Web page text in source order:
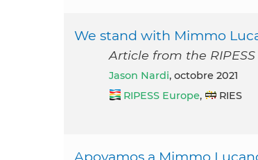
We stand with Mimmo
Article from the
Jason Nardi, octobre 2021
RIPESS Europe, RIES
Apoyamos a Mimmo